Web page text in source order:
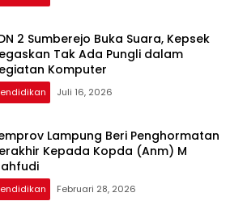
2 Sumberejo Buka Suara, Kepsek
Tak Ada Pungli dalam
Komputer
Juli 16, 2026
Lampung Beri Penghormatan
Kepada Kopda (Anm) M
Februari 28, 2026